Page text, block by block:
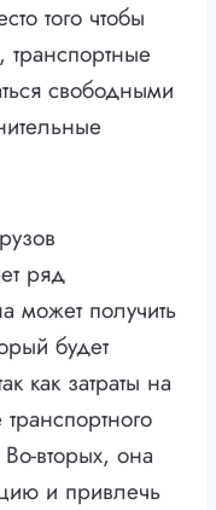
того чтобы
транспортные
свободными
ряд
может получить
будет
как затраты на
вторых, она
и привлечь